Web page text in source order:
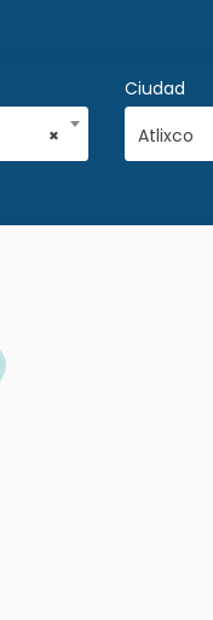
×
Ciudad
Atlixco